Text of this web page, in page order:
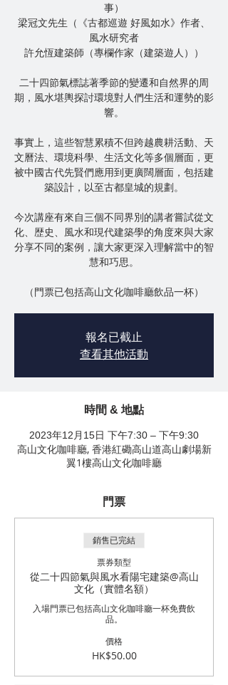
事）
梁冠文先生（《古都巡遊 好風如水》作者、
風水研究者
許允恆建築師（專欄作家（建築遊人））
二十四節氣標誌著季節的變遷和自然界的周
期，風水堪輿探討環境對人們生活和運勢的影
響。
事實上，這些智慧累積不但跨越農耕活動、天
文曆法、環境科學、生活文化等多個層面，更
被中國古代先賢們應用到更廣闊層面，包括建
築設計，以至古都皇城的規劃。
今次講座有來自三個不同界別的講者嘗試從文
化、歴史、風水和現代建築學的角度來與大家
分享不同的案例，讓大家更深入理解當中的智
慧和巧思。
（門票已包括高山文化咖啡廳飲品一杯）
報名已截止
查看其他活動
時間 & 地點
2023年12月15日 下午7:30 – 下午9:30
高山文化咖啡廳, 香港紅磡高山道高山劇場新
翼1樓高山文化咖啡廳
門票
銷售已完結
票券類型
從二十四節氣與風水看陽宅建築@高山
文化（實體名額）
入場門票已包括高山文化咖啡廳一杯免費飲
品。
價格
HK$50.00